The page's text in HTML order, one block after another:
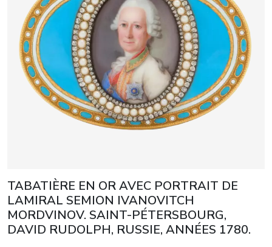
TABATIÈRE EN OR AVEC PORTRAIT DE
LAMIRAL SEMION IVANOVITCH
MORDVINOV. SAINT-PÉTERSBOURG,
DAVID RUDOLPH, RUSSIE, ANNÉES 1780.